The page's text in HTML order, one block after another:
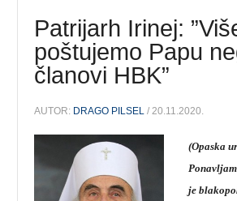
Patrijarh Irinej:
poštujemo Papu
članovi HBK”
AUTOR: DRAGO PILSEL / 20.11.2020.
(Opaska
je